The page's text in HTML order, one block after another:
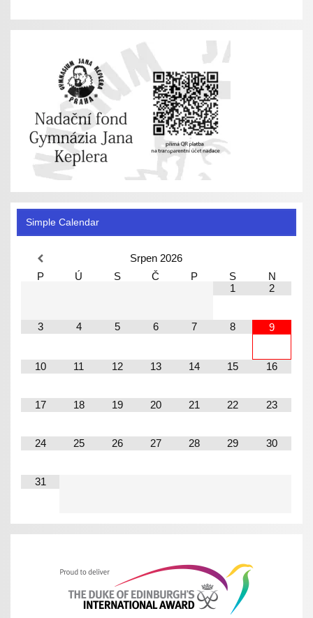
Simple Calendar
Srpen 2026
P
Ú S Č P S
N
1
2
3 4 5 6 7 8 9
10 11 12 13 14 15 16
17 18 19 20 21 22 23
24 25 26 27 28 29 30
31